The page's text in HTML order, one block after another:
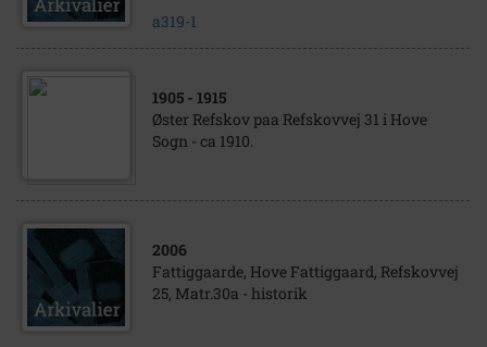
a319-1
1905 - 1915
Øster Refskov paa Refskovvej 31 i Hove
Sogn - ca 1910.
2006
Fattiggaarde, Hove Fattiggaard, Refskovvej
25, Matr.30a - historik